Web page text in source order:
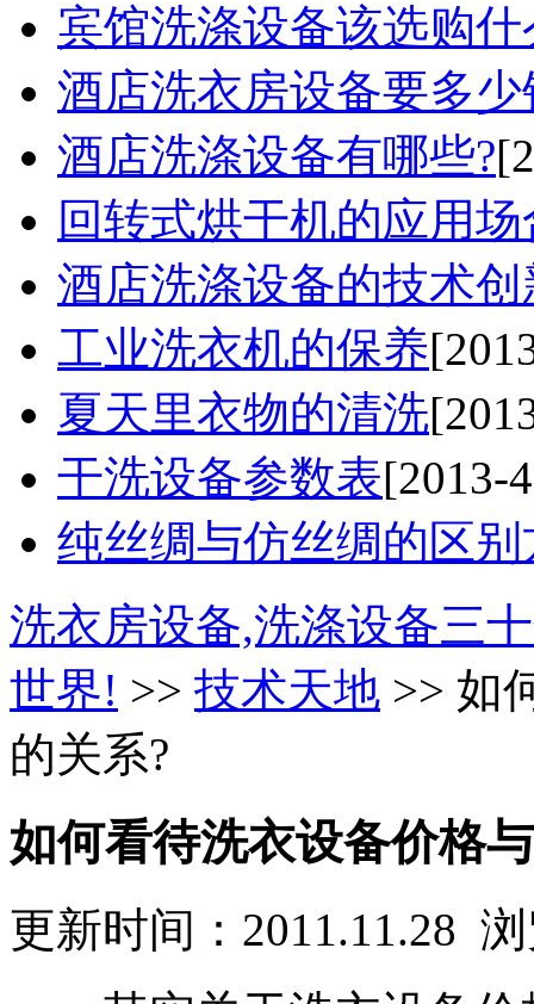
宾馆洗涤设备该选购什
酒店洗衣房设备要多少
酒店洗涤设备有哪些?
回转式烘干机的应用场
酒店洗涤设备的技术
工业洗衣机的保养
夏天里衣物的清洗
干洗设备参数表[2013-
纯丝绸与仿丝绸的区别
洗衣房设备,洗涤设备三
世界! >> 技术天地 >> 如
的关系?
如何看待洗衣设备价格
更新时间：2011.11.28